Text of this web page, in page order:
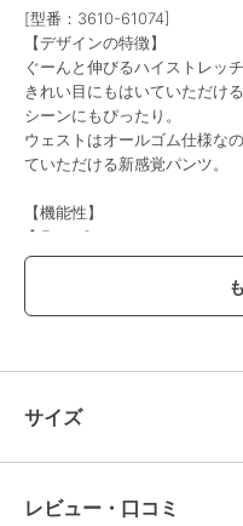
[型番：3610-61074]
【デザインの特徴】
ぐーんと伸びるハイストレッ
きれい目にもはいていただけ
シーンにもぴったり。
ウェストはオールゴム仕様な
ていただける新感覚パンツ。
【機能性】
◆Easy Care
ご自宅でのお手入れが簡単
ーにも着用していただける素
家庭洗濯：液温は30℃を限度
サイズ
レビュー・口コミ